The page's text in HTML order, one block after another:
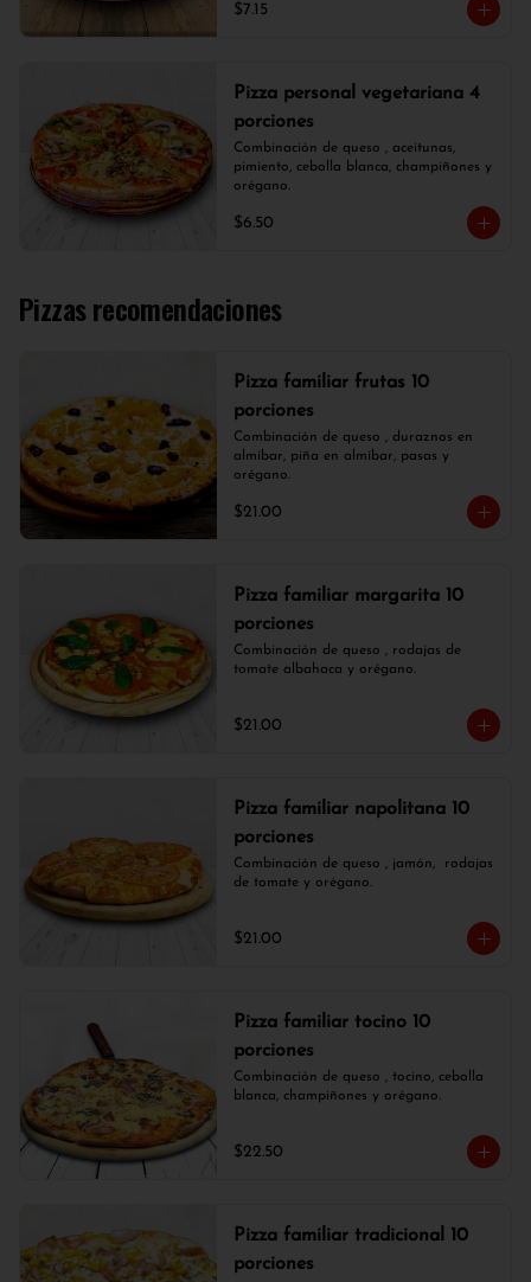
$7.15
Pizza personal vegetariana 4
porciones
Combinación de queso , aceitunas,
pimiento, cebolla blanca, champiñones y
orégano.
$6.50
Pizzas recomendaciones
Pizza familiar frutas 10
porciones
Combinación de queso , duraznos en
almíbar, piña en almíbar, pasas y
orégano.
$21.00
Pizza familiar margarita 10
porciones
Combinación de queso , rodajas de
tomate albahaca y orégano.
$21.00
Pizza familiar napolitana 10
porciones
Combinación de queso , jamón,  rodajas
de tomate y orégano.
$21.00
Pizza familiar tocino 10
porciones
Combinación de queso , tocino, cebolla
blanca, champiñones y orégano.
$22.50
Pizza familiar tradicional 10
porciones